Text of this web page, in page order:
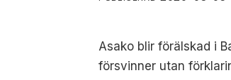
Asako blir förälskad i
försvinner utan